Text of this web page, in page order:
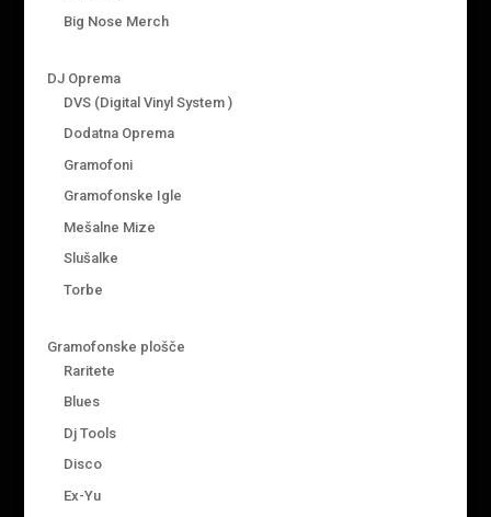
Big Nose Merch
DJ Oprema
DVS (Digital Vinyl System )
Dodatna Oprema
Gramofoni
Gramofonske Igle
Mešalne Mize
Slušalke
Torbe
Gramofonske plošče
Raritete
Blues
Dj Tools
Disco
Ex-Yu